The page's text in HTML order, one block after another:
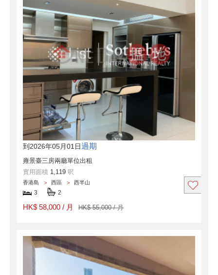
到2026年05月01日過期
雍景臺三房兩廳單位出租
實用面積 1,119 呎
香港島 西區 西半山
3 2
HK$ 58,000 / 月 HK$ 55,000 / 月